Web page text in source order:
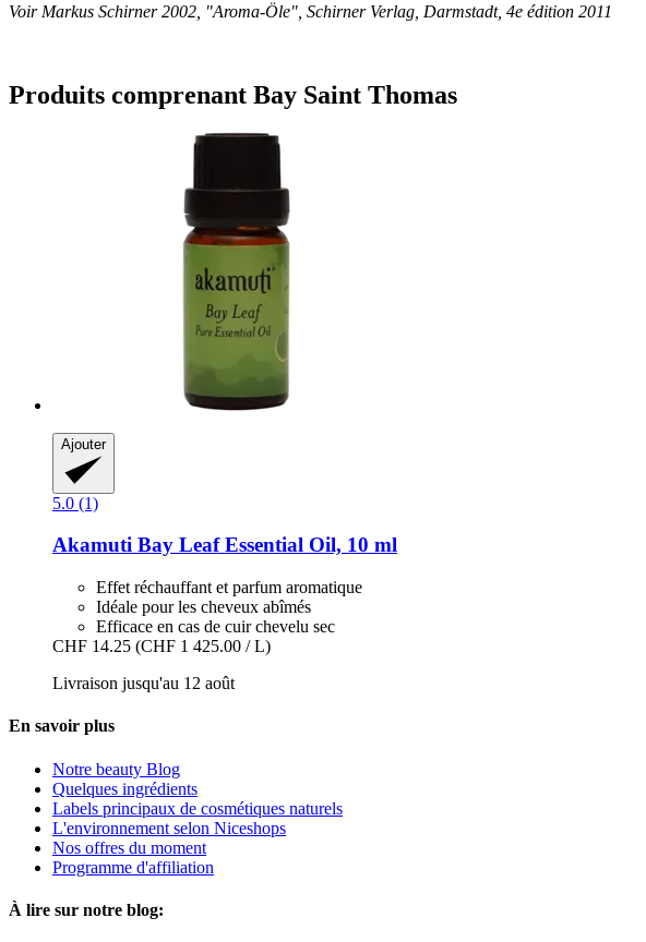
Voir Markus Schirner 2002, "Aroma-Öle", Schirner Verlag, Darmstadt, 4e édition 2011
Produits comprenant Bay Saint Thomas
Ajouter
5.0 (1)
Akamuti Bay Leaf Essential Oil, 10 ml
Effet réchauffant et parfum aromatique
Idéale pour les cheveux abîmés
Efficace en cas de cuir chevelu sec
CHF 14.25 (CHF 1 425.00 / L)
Livraison jusqu'au 12 août
En savoir plus
Notre beauty Blog
Quelques ingrédients
Labels principaux de cosmétiques naturels
L'environnement selon Niceshops
Nos offres du moment
Programme d'affiliation
À lire sur notre blog: